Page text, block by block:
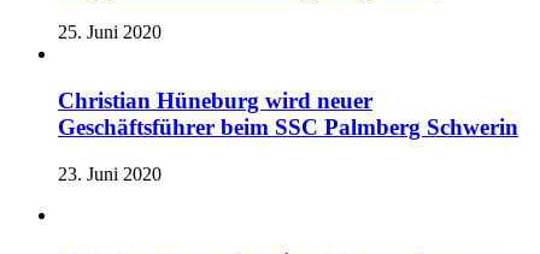
25. Juni 2020
Christian Hüneburg wird neuer
Geschäftsführer beim SSC Palmberg Schwerin
23. Juni 2020